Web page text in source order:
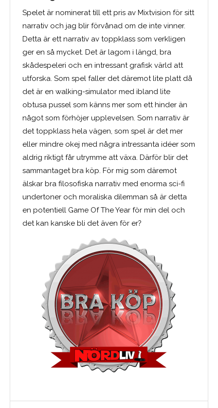
Spelet är nominerat till ett pris av Mixtvision för sitt
narrativ och jag blir förvånad om de inte vinner.
Detta är ett narrativ av toppklass som verkligen
ger en så mycket. Det är lagom i längd, bra
skådespeleri och en intressant grafisk värld att
utforska. Som spel faller det däremot lite platt då
det är en walking-simulator med ibland lite
obtusa pussel som känns mer som ett hinder än
något som förhöjer upplevelsen. Som narrativ är
det toppklass hela vägen, som spel är det mer
eller mindre okej med några intressanta idéer som
aldrig riktigt får utrymme att växa. Därför blir det
sammantaget bra köp. För mig som däremot
älskar bra filosofiska narrativ med enorma sci-fi
undertoner och moraliska dilemman så är detta
en potentiell Game Of The Year för min del och
det kan kanske bli det även för er?